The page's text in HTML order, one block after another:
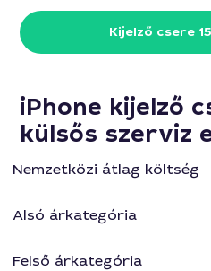
Kijelző csere
iPhone kijelző
külsős szerviz
Nemzetközi átlag költség
Alsó árkategória
Felső árkategória